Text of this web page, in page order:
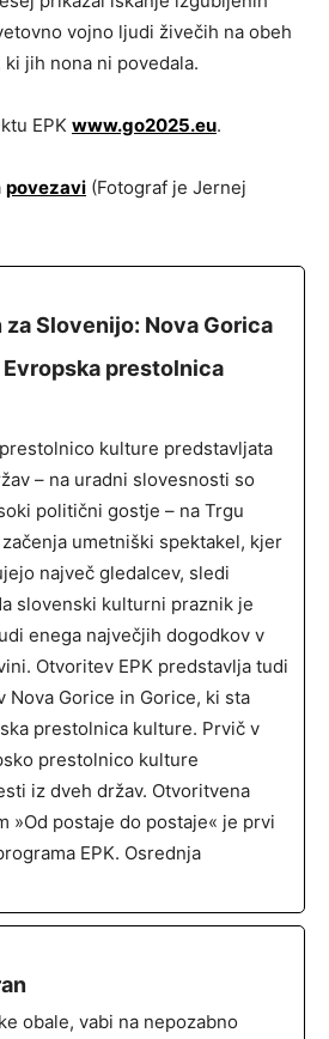
vojno ljudi živečih na obeh
jih nona ni povedala.
EPK www.go2025.eu.
povezavi (Fotograf je Jernej
Slovenijo: Nova Gorica
prestolnica
kulture predstavljata
– na uradni slovesnosti so
politični gostje – na Trgu
umetniški spektakel, kjer
največ gledalcev, sledi
slovenski kulturni praznik je
enega največjih dogodkov v
Otvoritev EPK predstavlja tudi
Nova Gorice in Gorice, ki sta
prestolnica kulture. Prvič v
prestolnico kulture
iz dveh držav. Otvoritvena
»Od postaje do postaje« je prvi
EPK. Osrednja
obale, vabi na nepozabno